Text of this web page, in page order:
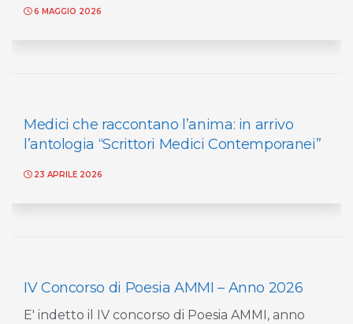
6 MAGGIO 2026
Medici che raccontano l’anima: in arrivo
l’antologia “Scrittori Medici Contemporanei”
23 APRILE 2026
IV Concorso di Poesia AMMI – Anno 2026
E' indetto il IV concorso di Poesia AMMI, anno